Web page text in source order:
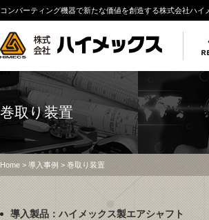
コンバーティング機器で新たな価値を創造する株式会社ハイ
巻取り装置
Home>導入事例> 巻取り装置
導入製品：ハイメックス製エアシャフト